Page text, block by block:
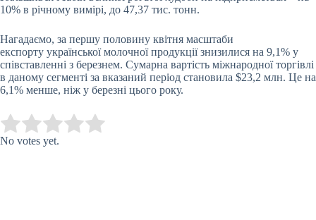
10% в річному вимірі, до 47,37 тис. тонн.
Нагадаємо, за першу половину квітня масштаби
експорту української молочної продукції знизилися на 9,1% у
співставленні з березнем. Сумарна вартість міжнародної торгівлі
в даному сегменті за вказаний період становила $23,2 млн. Це на
6,1% менше, ніж у березні цього року.
Rate this item:
No votes yet.